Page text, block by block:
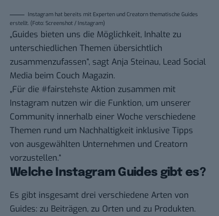
Instagram hat bereits mit Experten und Creatorn thematische Guides
erstellt. (Foto: Screenshot / Instagram)
„Guides bieten uns die Möglichkeit, Inhalte zu
unterschiedlichen Themen übersichtlich
zusammenzufassen“, sagt Anja Steinau, Lead Social
Media beim Couch Magazin.
„Für die #fairstehste Aktion zusammen mit
Instagram nutzen wir die Funktion, um unserer
Community innerhalb einer Woche verschiedene
Themen rund um Nachhaltigkeit inklusive Tipps
von ausgewählten Unternehmen und Creatorn
vorzustellen.“
Welche Instagram Guides gibt es?
Es gibt insgesamt drei verschiedene Arten von
Guides: zu Beiträgen, zu Orten und zu Produkten.